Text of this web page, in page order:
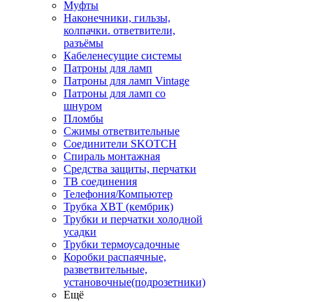
Муфты
Наконечники, гильзы,
колпачки. ответвители,
разъёмы
Кабеленесущие системы
Патроны для ламп
Патроны для ламп Vintage
Патроны для ламп со
шнуром
Пломбы
Сжимы ответвительные
Соединители SKOTCH
Спираль монтажная
Средства защиты, перчатки
ТВ соединения
Телефония/Компьютер
Трубка ХВТ (кембрик)
Трубки и перчатки холодной
усадки
Трубки термоусадочные
Коробки распаячные,
разветвительные,
установочные(подрозетники)
Ещё